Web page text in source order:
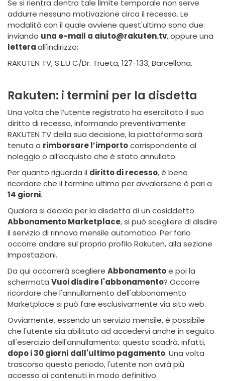
Se si rientra dentro tale limite temporale non serve
addurre nessuna motivazione circa il recesso. Le
modalità con il quale avviene quest'ultimo sono due:
inviando una e-mail a aiuto@rakuten.tv, oppure una
letteraall'indirizzo:
RAKUTEN TV, S.L.U C/Dr. Trueta, 127-133, Barcellona.
Rakuten: i termini per la disdetta
Una volta che l’utente registrato ha esercitato il suo
diritto di recesso, informando preventivamente
RAKUTEN TV della sua decisione, la piattaforma sarà
tenuta a rimborsare l’importocorrispondente al
noleggio o all’acquisto che è stato annullato.
Per quanto riguarda il diritto di recesso, è bene
ricordare che il termine ultimo per avvalersene è pari a
14 giorni.
Qualora si decida per la disdetta di un cosiddetto
Abbonamento Marketplace, si può scegliere di disdire
il servizio di rinnovo mensile automatico. Per farlo
occorre andare sul proprio profilo Rakuten, alla sezione
Impostazioni.
Da qui occorrerà scegliere Abbonamentoe poi la
schermata Vuoi disdire l'abbonamento? Occorre
ricordare che l'annullamento dell'abbonamento
Marketplace si può fare esclusivamente via sito web.
Ovviamente, essendo un servizio mensile, è possibile
che l'utente sia abilitato ad accedervi anche in seguito
all'esercizio dell'annullamento: questo scadrà, infatti,
dopo i 30 giorni dall'ultimo pagamento. Una volta
trascorso questo periodo, l'utente non avrà più
accesso ai contenuti in modo definitivo.